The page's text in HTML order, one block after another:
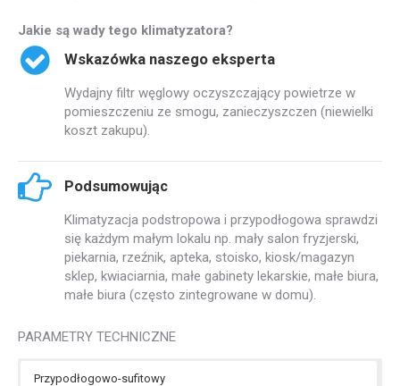
Jakie są wady tego klimatyzatora?
Wskazówka naszego eksperta
Wydajny filtr węglowy oczyszczający powietrze w
pomieszczeniu ze smogu, zanieczyszczen (niewielki
koszt zakupu).
Podsumowując
Klimatyzacja podstropowa i przypodłogowa sprawdzi
się każdym małym lokalu np. mały salon fryzjerski,
piekarnia, rzeźnik, apteka, stoisko, kiosk/magazyn
sklep, kwiaciarnia, małe gabinety lekarskie, małe biura,
małe biura (często zintegrowane w domu).
PARAMETRY TECHNICZNE
Przypodłogowo-sufitowy